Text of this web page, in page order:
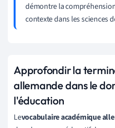
démontre la
contexte dans les sciences
Approfondir la
allemande dans le
l'éducation
Levocabulaire académique